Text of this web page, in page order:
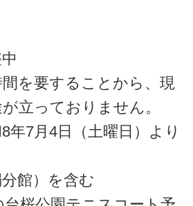
を要することから、現
立っておりません。
7月4日（土曜日）より
館）を含む